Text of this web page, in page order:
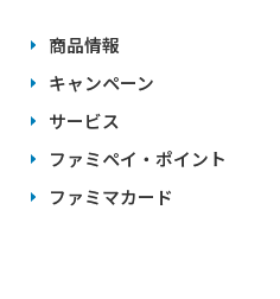
商品情報
キャンペーン
サービス
ファミペイ・ポイント
ファミマカード